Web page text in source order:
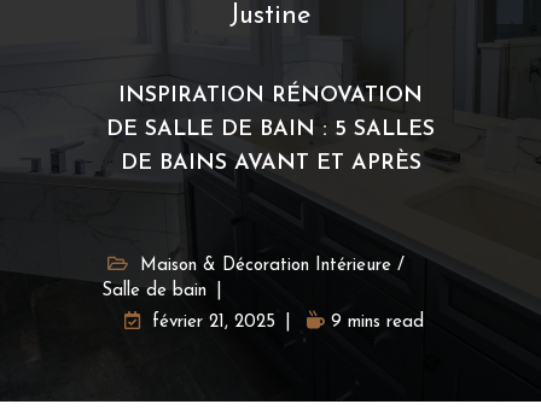
Justine
INSPIRATION RÉNOVATION
DE SALLE DE BAIN : 5 SALLES
DE BAINS AVANT ET APRÈS
Maison & Décoration Intérieure /
Salle de bain
février 21, 2025
9 mins read